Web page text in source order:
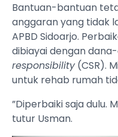
Bantuan-bantuan
anggaran yang tidak
APBD Sidoarjo.
dibiayai dengan
responsibility(CSR).
untuk rehab rumah
”Diperbaiki saja dulu.
tutur Usman.